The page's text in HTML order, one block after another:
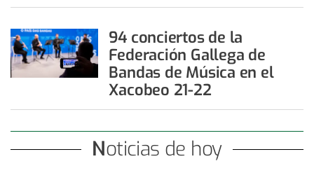
94 conciertos de la
Federación Gallega de
Bandas de Música en el
Xacobeo 21-22
Noticias de hoy